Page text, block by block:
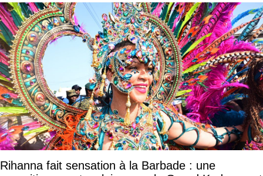
Rihanna fait sensation à la Barbade : une